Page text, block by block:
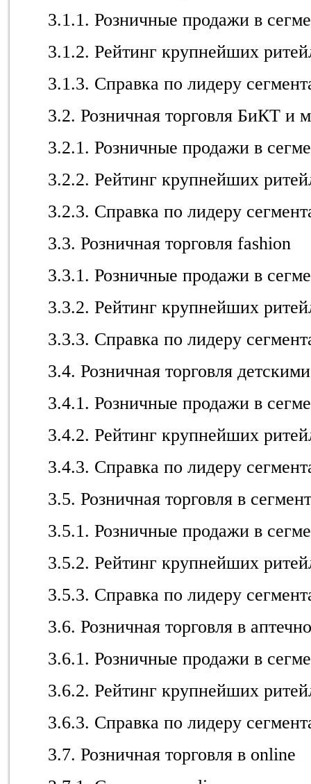
3.1.1. Розничные продажи в
3.1.2. Рейтинг крупнейших
3.1.3. Справка по лидеру
3.2. Розничная торговля БиКТ и
3.2.1. Розничные продажи в
3.2.2. Рейтинг крупнейших
3.2.3. Справка по лидеру
3.3. Розничная торговля fashion
3.3.1. Розничные продажи в
3.3.2. Рейтинг крупнейших
3.3.3. Справка по лидеру
3.4. Розничная торговля
3.4.1. Розничные продажи в
3.4.2. Рейтинг крупнейших
3.4.3. Справка по лидеру
3.5. Розничная торговля в
3.5.1. Розничные продажи в
3.5.2. Рейтинг крупнейших
3.5.3. Справка по лидеру
3.6. Розничная торговля в
3.6.1. Розничные продажи в
3.6.2. Рейтинг крупнейших
3.6.3. Справка по лидеру
3.7. Розничная торговля в online